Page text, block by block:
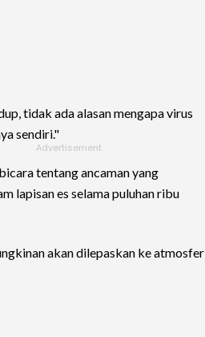
tidak ada alasan mengapa virus
sendiri."
tentang ancaman yang
lapisan es selama puluhan ribu
akan dilepaskan ke atmosfer